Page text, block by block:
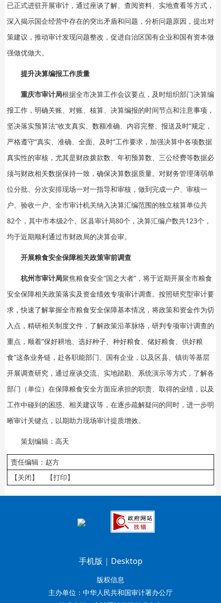
已正式进驻开展审计，通过座谈了解、查阅资料、实地查看等方式，
深入揭示国企经营中存在的突出矛盾和问题，分析问题原因，提出对
策建议，推动审计发现问题整改，促进自治区国有企业和国有资本做
强做优做大。
提升决算编报工作质量
重庆市审计局根据全市决算工作会议要点，及时组织部门决算编
报工作，明确关账、对账、核算、决算编报的时间节点和注意事项，
坚决落实预算法“收支真实、数额准确、内容完整、报送及时”规定，
严格遵守“真实、准确、全面、及时”工作要求，加强决算中各项数据
真实性的审核，尤其是财政拨款数、年初预算数、三公经费等数据必
须与财政相关数据保持一致，确保决算数据质量。对财务管理薄弱单
位分批、分次安排现场一对一指导和审核，做到完成一户、审核一
户、验收一户。全市审计机关纳入决算汇编范围的独立核算单位共
82个，其中市本级2个、区县审计局80个，决算汇编户数共123个，
均于近期顺利通过市财政局的决算会审。
开展粮食安全保障相关政策审前调查
杭州市审计局聚焦粮食安全“国之大者”，将于近期开展全市粮食
安全保障相关政策落实及资金绩效专项审计调查。按照研究型审计要
求，快速了解掌握全市粮食安全保障基本情况，将政策和资金作为切
入点，精研相关制度文件，了解政策沿革脉络，研判专项审计调查的
重点，顺着“保好耕地、选好种子、种好粮食、储好粮食、供好粮
食”这条业务链，赴各职能部门、国有企业，以及区县、镇街等基层
开展调查研究，通过座谈交流、实地踏勘、系统演示等方式，了解各
部门（单位）在保障粮食安全方面应承担的职责、取得的业绩，以及
工作中碰到的困惑、相关建议等，在逐步疏解疑问的同时，进一步明
晰审计关键点，以期助力现场审计提质增效。
策划编辑：高天
责任编辑：赵方
【关闭】
【打印】
手机版 | Desktop
版权信息
主办单位：中华人民共和国审计署办公厅